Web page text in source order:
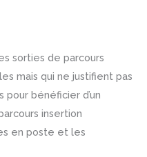
sorties de parcours
mais qui ne justifient pas
bénéficier d’un
insertion
en poste et les